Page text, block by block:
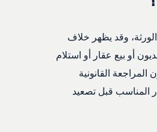
وقد يظهر خلاف
أو بيع عقار أو استلام
المراجعة القانونية
المناسب قبل تصعيد